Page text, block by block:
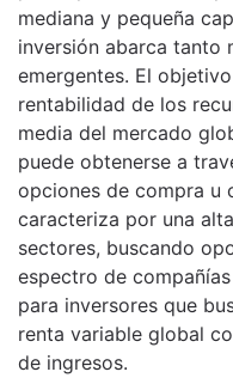
mediana y pequeña
inversión abarca tanto
emergentes. El
rentabilidad de los
media del mercado
puede obtenerse a
opciones de compra u
caracteriza por una
sectores, buscando
espectro de
para inversores que
renta variable global
de ingresos.